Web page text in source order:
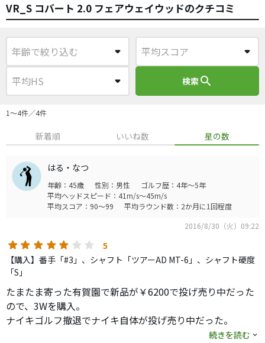
VR_S コバート 2.0 フェアウェイウッドのクチコミ
検索search
1〜4件／4件
新着順 いいね数 星の数
はる・なつ
年齢：45歳 性別：男性
ゴルフ歴：4年～5年
平均ヘッドスピード：41m/s～45m/s
平均スコア：90～99
平均ラウンド数：2か月に1回程度
2016/8/30（火）09:22
5
【購入】番手「#3」、シャフト「ツアーAD MT-6」、シャフト硬度
「S」
たまたま寄った有賀園で新品が￥6200で投げ売り中だった
ので、3Wを購入。
ナイキゴルフ撤退でナイキ自体が投げ売り中だった。
そのまま練習場へ行き、打ち始めたら打ちやすいし、直進
続きを読む